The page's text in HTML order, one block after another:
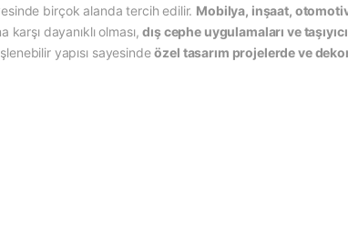
birçok alanda tercih edilir. Mobilya, inşaat,
karşı dayanıklı olması,dış cephe uygulamaları ve taşıyıcı
yapısı sayesindeözel tasarım projelerde ve